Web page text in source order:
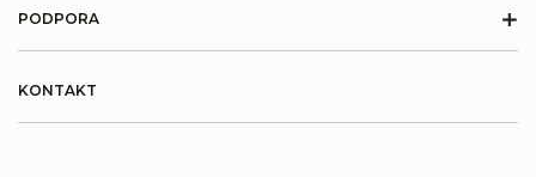
PODPORA +
KONTAKT